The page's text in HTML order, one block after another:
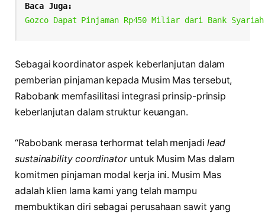
Baca Juga:
Gozco Dapat Pinjaman Rp450 Miliar dari Bank
Sebagai koordinator aspek keberlanjutan dalam
pemberian pinjaman kepada Musim Mas tersebut,
Rabobank memfasilitasi integrasi prinsip-prinsip
keberlanjutan dalam struktur keuangan.
“Rabobank merasa terhormat telah menjadi lead
sustainability coordinatoruntuk Musim Mas dalam
komitmen pinjaman modal kerja ini. Musim Mas
adalah klien lama kami yang telah mampu
membuktikan diri sebagai perusahaan sawit yang